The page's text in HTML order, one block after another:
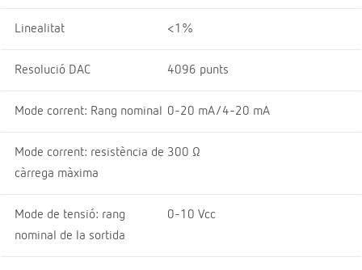
Linealitat <1%
Resolució DAC 4096 punts
Mode corrent: Rang nominal 0-20 mA/4-20 mA
Mode corrent: resistència de
càrrega màxima
300 Ω
Mode de tensió: rang
nominal de la sortida
0-10 Vcc